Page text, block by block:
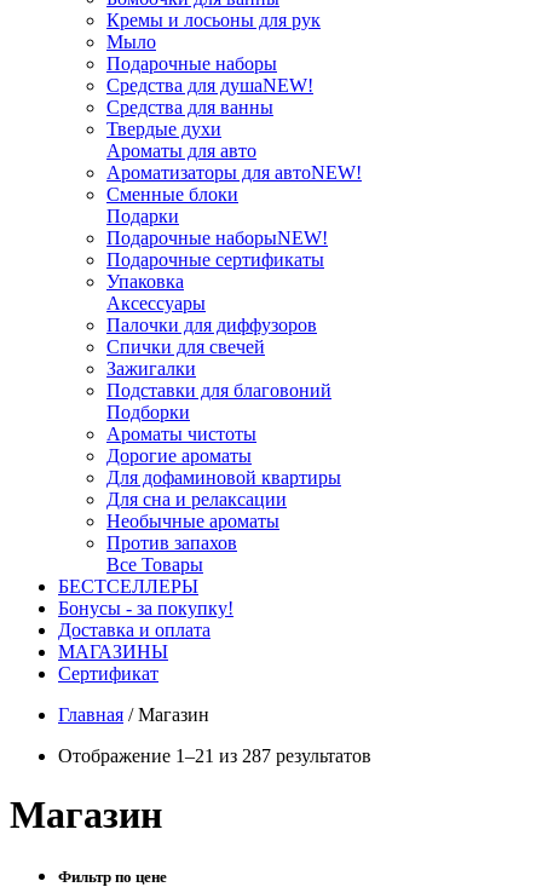
Кремы и лосьоны для рук
Мыло
Подарочные наборы
Средства для душаNEW!
Средства для ванны
Твердые духи
Ароматы для авто
Ароматизаторы для автоNEW!
Сменные блоки
Подарки
Подарочные наборыNEW!
Подарочные сертификаты
Упаковка
Аксессуары
Палочки для диффузоров
Спички для свечей
Зажигалки
Подставки для благовоний
Подборки
Ароматы чистоты
Дорогие ароматы
Для дофаминовой квартиры
Для сна и релаксации
Необычные ароматы
Против запахов
Все Товары
БЕСТСЕЛЛЕРЫ
Бонусы - за покупку!
Доставка и оплата
МАГАЗИНЫ
Cертификат
Главная /Магазин
Отображение 1–21 из 287 результатов
Магазин
Фильтр по цене